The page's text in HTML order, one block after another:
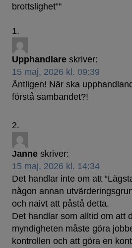
brottslighet”"
Upphandlare skriver:
15 maj, 2026 kl. 09:39
Äntligen! När ska
förstå sambandet?!
Janne skriver:
15 maj, 2026 kl. 14:34
Det handlar inte om att
någon annan
och naivt att påstå detta.
Det handlar som alltid om att
myndigheten måste göra
kontrollen och att göra en